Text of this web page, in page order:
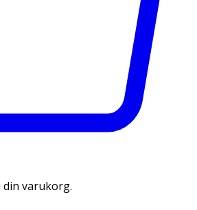
varukorg.